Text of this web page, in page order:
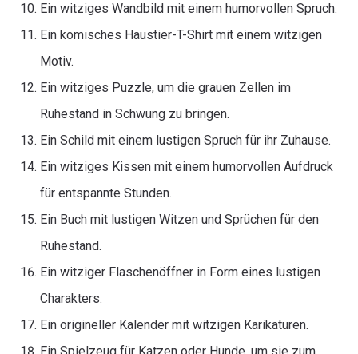
Ein witziges Wandbild mit einem humorvollen Spruch.
Ein komisches Haustier-T-Shirt mit einem witzigen
Motiv.
Ein witziges Puzzle, um die grauen Zellen im
Ruhestand in Schwung zu bringen.
Ein Schild mit einem lustigen Spruch für ihr Zuhause.
Ein witziges Kissen mit einem humorvollen Aufdruck
für entspannte Stunden.
Ein Buch mit lustigen Witzen und Sprüchen für den
Ruhestand.
Ein witziger Flaschenöffner in Form eines lustigen
Charakters.
Ein origineller Kalender mit witzigen Karikaturen.